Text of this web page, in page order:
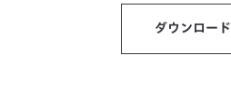
ダウンロード